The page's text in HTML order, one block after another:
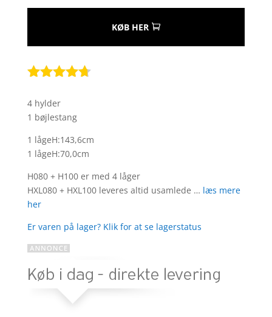
KØB HER
som
ud af 5
baseret
på
kundebedø
mmelser
4 hylder
1 bøjlestang
1 lågeH:143,6cm
1 lågeH:70,0cm
H080 + H100 er med 4 låger
HXL080 + HXL100 leveres altid usamlede … læs mere
her
Er varen på lager? Klik for at se lagerstatus